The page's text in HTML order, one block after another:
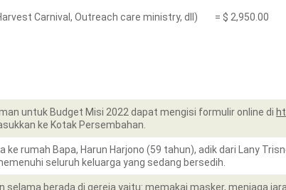
Carnival, Outreach care ministry, dll) = $ 2,950.00
untuk Budget Misi 2022 dapat mengisi formulir online di
ke Kotak Persembahan.
rumah Bapa, Harun Harjono (59 tahun), adik dari Lany
seluruh keluarga yang sedang bersedih.
berada di gereja yaitu: memakai masker, menjaga